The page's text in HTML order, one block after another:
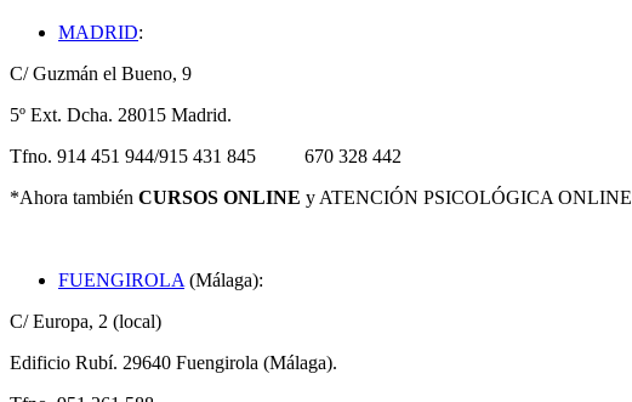
MADRID:
C/ Guzmán el Bueno, 9
5º Ext. Dcha. 28015 Madrid.
Tfno. 914 451 944/915 431 845 670 328 442
*Ahora también CURSOS ONLINE y ATENCIÓN PSICOLÓGICA ONLINE
FUENGIROLA(Málaga):
C/ Europa, 2 (local)
Edificio Rubí. 29640 Fuengirola (Málaga).